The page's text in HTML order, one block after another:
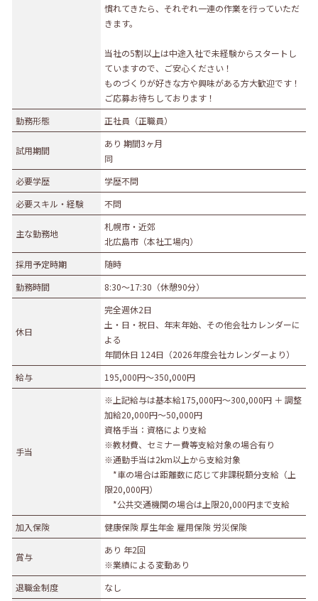
医療業
その他
事務職 総合職 販売職 営業職
技術職
技能職
サービス職 その他
勤務形態
正社員（正職員） 契約
その他
勤務地
札幌市・近郊 函館市・近郊
慣れてきたら、それぞれ一連の作業を行っていただ
きます。
当社の5割以上は中途入社で未経験からスタートし
ていますので、ご安心ください！
ものづくりが好きな方や興味がある方大歓迎です！
ご応募お待ちしております！
勤務形態
正社員（正職員）
試用期間
あり 期間3ヶ月
同
必要学歴
学歴不問
必要スキル・経験
不問
主な勤務地
札幌市・近郊
北広島市（本社工場内）
採用予定時期
随時
勤務時間
8:30〜17:30（休憩90分）
休日
完全週休2日
土・日・祝日、年末年始、その他会社カレンダーに
よる
年間休日 124日（2026年度会社カレンダーより）
給与
195,000円〜350,000円
手当
※上記給与は基本給175,000円～300,000円 ＋ 調整
加給20,000円～50,000円
資格手当：資格により支給
※教材費、セミナー費等支給対象の場合有り
※通勤手当は2km以上から支給対象
*車の場合は距離数に応じて非課税額分支給（上
限20,000円）
*公共交通機関の場合は上限20,000円まで支給
加入保険
健康保険 厚生年金 雇用保険 労災保険
賞与
あり 年2回
※業績による変動あり
退職金制度
なし